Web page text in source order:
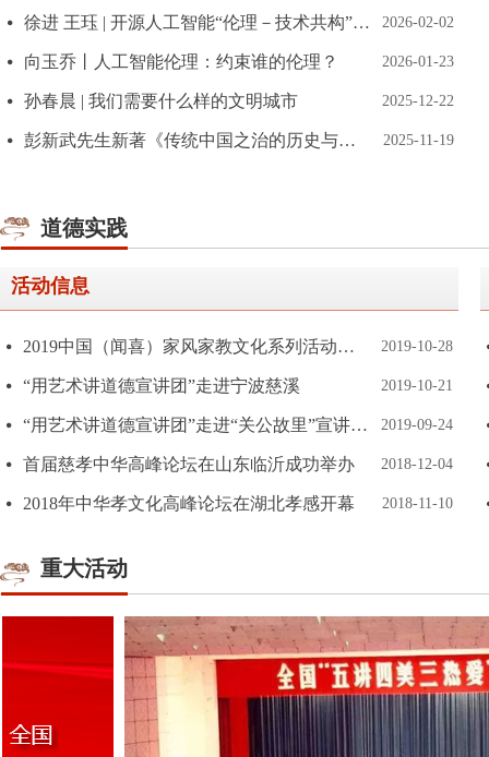
2026-02-02
넸 徐进 王珏 | 开源人工智能“伦理－技术共构”的治理范式演进
2026-01-23
넸 向玉乔丨人工智能伦理：约束谁的伦理？
2025-12-22
넸 孙春晨 | 我们需要什么样的文明城市
2025-11-19
넸 彭新武先生新著《传统中国之治的历史与逻辑》的三大学术贡献
2019-10-28
넸 2019中国（闻喜）家风家教文化系列活动圆满结束
2019-10-21
넸 “用艺术讲道德宣讲团”走进宁波慈溪
2019-09-24
넸 “用艺术讲道德宣讲团”走进“关公故里”宣讲“关公精神”
2018-12-04
넸 首届慈孝中华高峰论坛在山东临沂成功举办
2018-11-10
넸 2018年中华孝文化高峰论坛在湖北孝感开幕
活动信息
道德实践
重大活动